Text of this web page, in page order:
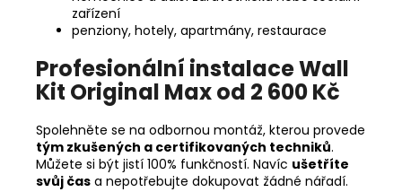
zařízení
penziony, hotely, apartmány, restaurace
Profesionální instalace Wall
Kit Original Max od 2 600 Kč
Spolehněte se na odbornou montáž, kterou provede
tým zkušených a certifikovaných techniků.
Můžete si být jistí 100% funkčností. Navíc ušetříte
svůj čas a nepotřebujte dokupovat žádné nářadí.